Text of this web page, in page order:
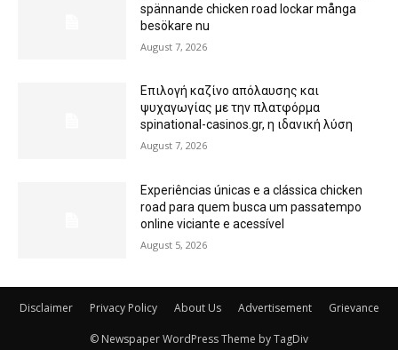
spännande chicken road lockar många
besökare nu
August 7, 2026
Επιλογή καζίνο απόλαυσης και
ψυχαγωγίας με την πλατφόρμα
spinational-casinos.gr, η ιδανική λύση
August 7, 2026
Experiências únicas e a clássica chicken
road para quem busca um passatempo
online viciante e acessível
August 5, 2026
Disclaimer Privacy Policy About Us Advertisement Grievance
© Newspaper WordPress Theme by TagDiv